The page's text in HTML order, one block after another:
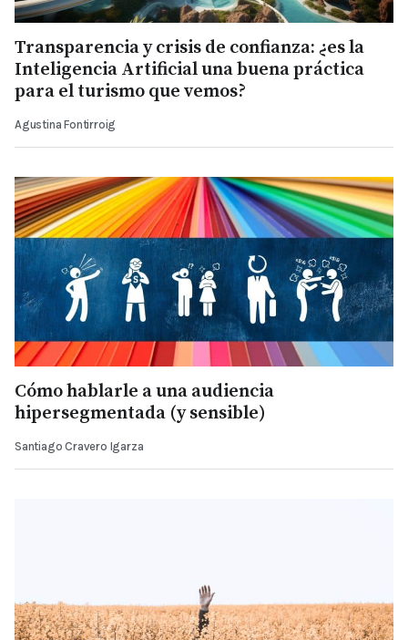
Transparencia y crisis de confianza: ¿es la
Inteligencia Artificial una buena práctica
para el turismo que vemos?
Agustina Fontirroig
Cómo hablarle a una audiencia
hipersegmentada (y sensible)
Santiago Cravero Igarza